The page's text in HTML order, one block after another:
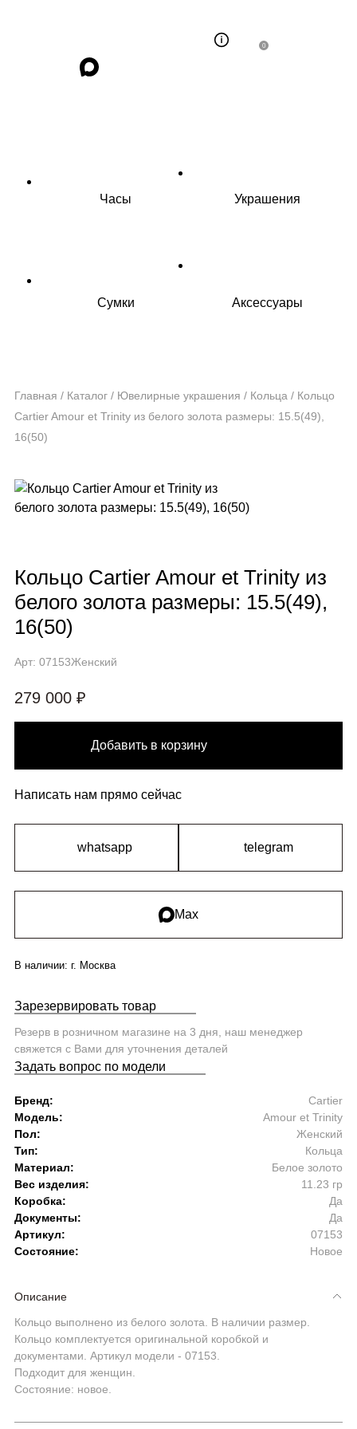
0
Часы Украшения
Сумки Аксессуары
Главная / Каталог / Ювелирные украшения / Кольца / Кольцо
Cartier Amour et Trinity из белого золота размеры: 15.5(49),
16(50)
Кольцо Cartier Amour et Trinity из
белого золота размеры: 15.5(49),
16(50)
Арт: 07153Женский
279 000 ₽
Добавить в корзину
Написать нам прямо сейчас
whatsapp telegram
Max
В наличии: г. Москва
Зарезервировать товар
Резерв в розничном магазине на 3 дня, наш менеджер
свяжется с Вами для уточнения деталей
Задать вопрос по модели
Бренд:
Cartier
Модель:
Amour et Trinity
Пол:
Женский
Тип:
Кольца
Материал:
Белое золото
Вес изделия:
11.23 гр
Коробка:
Да
Документы:
Да
Артикул:
07153
Состояние:
Новое
Описание
Кольцо выполнено из белого золота. В наличии размер.
Кольцо комплектуется оригинальной коробкой и
документами. Артикул модели - 07153.
Подходит для женщин.
Состояние: новое.